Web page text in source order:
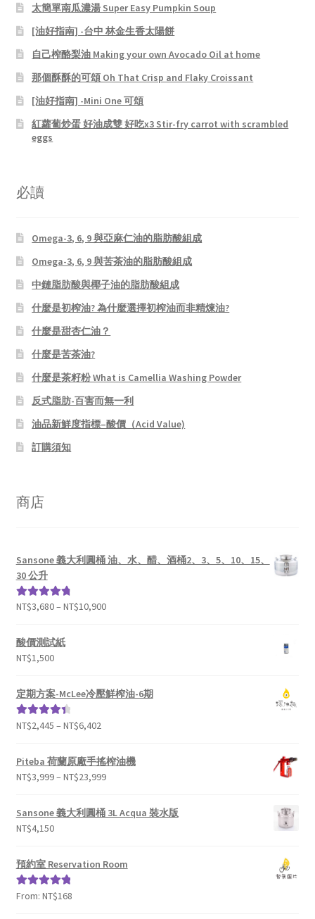
太簡單南瓜濃湯 Super Easy Pumpkin Soup
[油好指南] -台中 林金生香太陽餅
自己榨酪梨油 Making your own Avocado Oil at home
那個酥酥的可頌 Oh That Crisp and Flaky Croissant
[油好指南] -Mini One 可頌
紅蘿蔔炒蛋 好油成雙 好吃x3 Stir-fry carrot with scrambled
eggs
必讀
Omega-3, 6, 9 與亞麻仁油的脂肪酸組成
Omega-3, 6, 9 與苦茶油的脂肪酸組成
中鏈脂肪酸與椰子油的脂肪酸組成
什麼是初榨油? 為什麼選擇初榨油而非精煉油?
什麼是甜杏仁油？
什麼是苦茶油?
什麼是茶籽粉 What is Camellia Washing Powder
反式脂肪-百害而無一利
油品新鮮度指標–酸價（Acid Value)
訂購須知
商店
Sansone 義大利圓桶 油、水、醋、酒桶2、3、5、10、15、
30 公升
評分 4.93 滿
NT$3,680– NT$10,900
酸價測試紙
NT$1,500
定期方案-McLee冷壓鮮榨油-6期
評分 4.50
NT$2,445 – NT$6,402
Piteba 荷蘭原廠手搖榨油機
NT$3,999– NT$23,999
Sansone 義大利圓桶 3L Acqua 裝水版
NT$4,150
預約室 Reservation Room
評分5.00滿
From: NT$168